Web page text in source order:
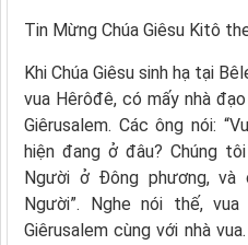
Tin Mừng Chúa Giêsu Kitô
Khi Chúa Giêsu sinh hạ tại
vua Hêrôđê, có mấy nhà
Giêrusalem. Các ông nói:
hiện đang ở đâu? Chúng
Người ở Ðông phương,
Người”. Nghe nói thế,
Giêrusalem cùng với nhà